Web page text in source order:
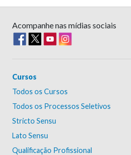
Acompanhe nas mídias sociais
Cursos
Todos os Cursos
Todos os Processos Seletivos
Stricto Sensu
Lato Sensu
Qualificação Profissional